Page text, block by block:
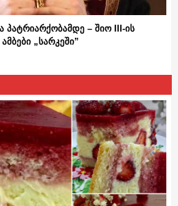
პატრიარქობამდე – შიო III-ის
„სარკეში”